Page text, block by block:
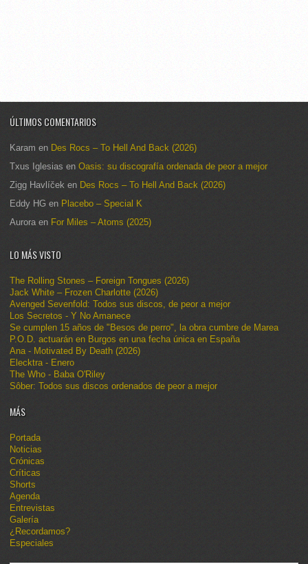
ÚLTIMOS COMENTARIOS
Karam en Des Rocs – To Hell And Back (2026)
Txus Iglesias en Oasis: su discografía ordenada de peor a mejor
Zigg Havlíček en Des Rocs – To Hell And Back (2026)
Eddy HG en Placebo – Special K
Aurora en For Miles – Atoms (2025)
LO MÁS VISTO
The Rolling Stones – Foreign Tongues (2026)
Jack White – Frozen Charlotte (2026)
Avenged Sevenfold: Todos sus discos, de peor a mejor
Los Secretos - Y No Amanece
Se cumplen 15 años de "Besos de perro", la obra cumbre de Marea
P.O.D. actuarán en Burgos en una fecha única en España
Ana - Motivated By Death (2026)
Elecktra - Enero
The Who - Baba O'Riley
Sôber: Todos sus discos ordenados de peor a mejor
MÁS
Portada
Noticias
Crónicas
Críticas
Shorts
Agenda
Entrevistas
Galería
¿Recordamos?
Especiales